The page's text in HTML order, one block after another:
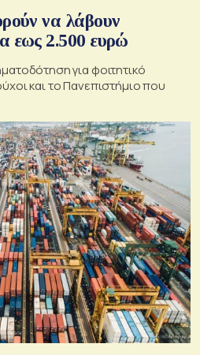
να λάβουν
εως 2.500 ευρώ
για φοιτητικό
και το Πανεπιστήμιο που